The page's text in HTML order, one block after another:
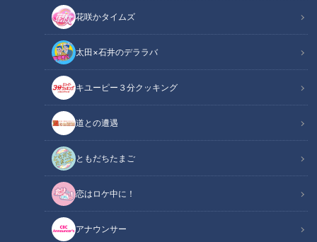
花咲かタイムズ
太田×石井のデララバ
キユーピー３分クッキング
道との遭遇
ともだちたまご
恋はロケ中に！
アナウンサー
鶴瓶のスジナシ
「鶴瓶のスジナシ」動画
【2007年1月21日放送】
元モーニング娘。の中澤裕子さんをお迎えしてのスジナシ。
「（鶴瓶さんに）負けません！私、手ごわいですよ！！」と宣
戦布告の中澤。鶴瓶へのリクエストは、観覧の中学生３人組か
ら・・即興中に「宝くじ当たった！」と言うこと。